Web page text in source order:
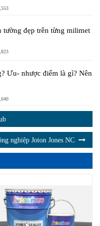
tường đẹp trên từng milimet
Ưu- nhược điểm là gì? Nên
nghiệp Joton Jones NC